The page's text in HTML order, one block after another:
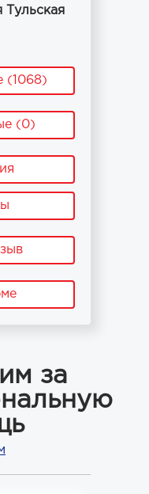
Тульская
(1068)
(0)
за